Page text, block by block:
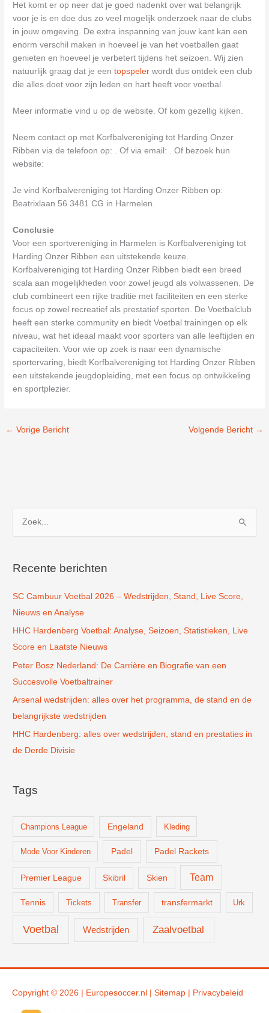
Het komt er op neer dat je goed nadenkt over wat belangrijk
voor je is en doe dus zo veel mogelijk onderzoek naar de clubs
in jouw omgeving. De extra inspanning van jouw kant kan een
enorm verschil maken in hoeveel je van het voetballen gaat
genieten en hoeveel je verbetert tijdens het seizoen. Wij zien
natuurlijk graag dat je eentopspeler wordt dus ontdek een club
die alles doet voor zijn leden en hart heeft voor voetbal.
Meer informatie vind u op de website. Of kom gezellig kijken.
Neem contact op met Korfbalvereniging tot Harding Onzer
Ribben via de telefoon op: . Of via email: . Of bezoek hun
website:
Je vind Korfbalvereniging tot Harding Onzer Ribben op:
Beatrixlaan 56 3481 CG in Harmelen.
Conclusie
Voor een sportvereniging in Harmelen is Korfbalvereniging tot
Harding Onzer Ribben een uitstekende keuze.
Korfbalvereniging tot Harding Onzer Ribben biedt een breed
scala aan mogelijkheden voor zowel jeugd als volwassenen. De
club combineert een rijke traditie met faciliteiten en een sterke
focus op zowel recreatief als prestatief sporten. De Voetbalclub
heeft een sterke community en biedt Voetbal trainingen op elk
niveau, wat het ideaal maakt voor sporters van alle leeftijden en
capaciteiten. Voor wie op zoek is naar een dynamische
sportervaring, biedt Korfbalvereniging tot Harding Onzer Ribben
een uitstekende jeugdopleiding, met een focus op ontwikkeling
en sportplezier.
← Vorige Bericht Volgende Bericht →
k
a
a
r
:
Recente berichten
SC Cambuur Voetbal 2026 – Wedstrijden, Stand, Live Score,
Nieuws en Analyse
HHC Hardenberg Voetbal: Analyse, Seizoen, Statistieken, Live
Score en Laatste Nieuws
Peter Bosz Nederland: De Carrière en Biografie van een
Succesvolle Voetbaltrainer
Arsenal wedstrijden: alles over het programma, de stand en de
belangrijkste wedstrijden
HHC Hardenberg: alles over wedstrijden, stand en prestaties in
de Derde Divisie
Tags
Champions League Engeland Kleding
Mode Voor Kinderen Padel Padel Rackets
Premier League Skibril Skien Team
Tennis Tickets Transfer transfermarkt Urk
Voetbal Wedstrijden Zaalvoetbal
Copyright © 2026 | Europesoccer.nl Sitemap Privacybeleid